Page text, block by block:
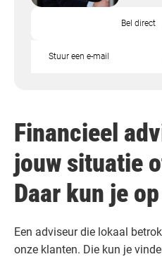
Bel direct
Stuur een e-mail
Financieel
jouw situatie
Daar kun je
Een adviseur die lokaal
onze klanten. Die kun je